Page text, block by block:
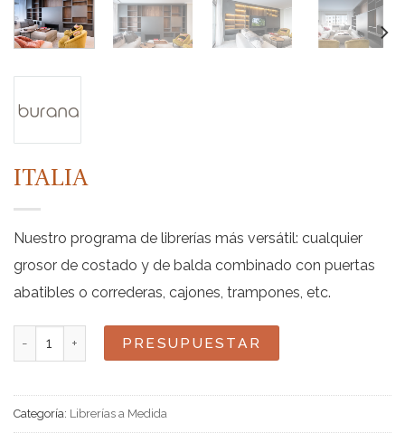
ITALIA
Nuestro programa de librerías más versátil: cualquier
grosor de costado y de balda combinado con puertas
abatibles o correderas, cajones, trampones, etc.
Italia cantidad PRESUPUESTAR
Categoría: Librerías a Medida